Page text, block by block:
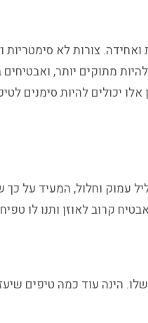
צורות לא סימטריות
מתוקים יותר, ואבטיחים
יכולים להיות סימנים
עמוק וחלול, המעיד על כך
קרוב לאוזן ותנו לו
הינה עוד כמה טיפים